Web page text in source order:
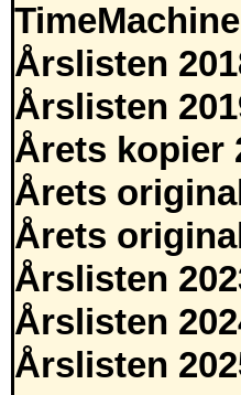
Årslisten
Årslisten
Årets kopier
Årets
Årets
Årslisten
Årslisten
Årslisten